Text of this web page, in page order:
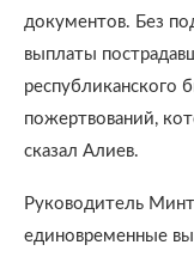
документов. Без
выплаты
республиканского
пожертвований,
сказал Алиев.
Руководитель
единовременные